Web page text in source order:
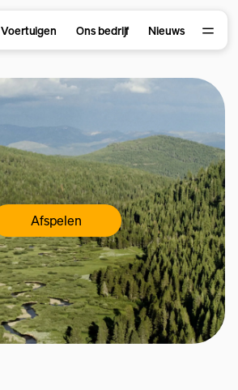
Voertuigen Ons bedrijf Nieuws
Afspelen